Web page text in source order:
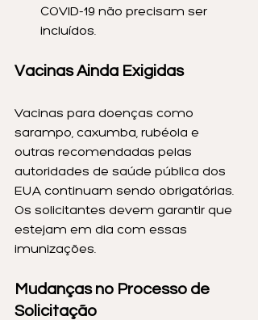
COVID-19 não precisam ser
incluídos.
Vacinas Ainda Exigidas
Vacinas para doenças como
sarampo, caxumba, rubéola e
outras recomendadas pelas
autoridades de saúde pública dos
EUA continuam sendo obrigatórias.
Os solicitantes devem garantir que
estejam em dia com essas
imunizações.
Mudanças no Processo de
Solicitação